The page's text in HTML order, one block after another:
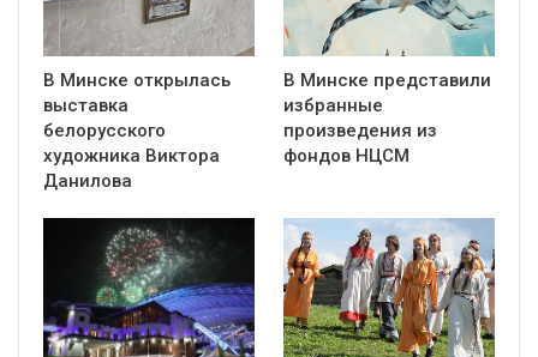
В Минске открылась
выставка
белорусского
художника Виктора
Данилова
В Минске представили
избранные
произведения из
фондов НЦСМ